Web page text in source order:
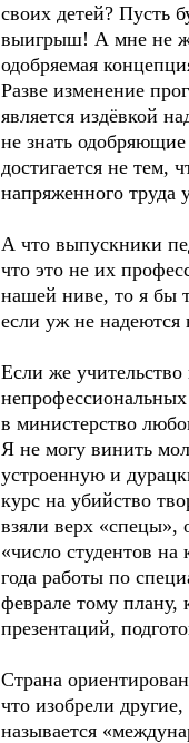
своих детей? Пусть
выигрыш! А мне не
одобряемая
Разве изменение
является издёвкой
не знать
достигается не тем,
напряженного труда
А что выпускники
что это не их
нашей ниве, то я бы
если уж не
Если же
в министерство
Я не могу винить
устроенную и
курс на убийство
взяли верх «спецы»,
«число студентов
года работы по
феврале тому плану,
презентаций,
Страна
что изобрели
называется